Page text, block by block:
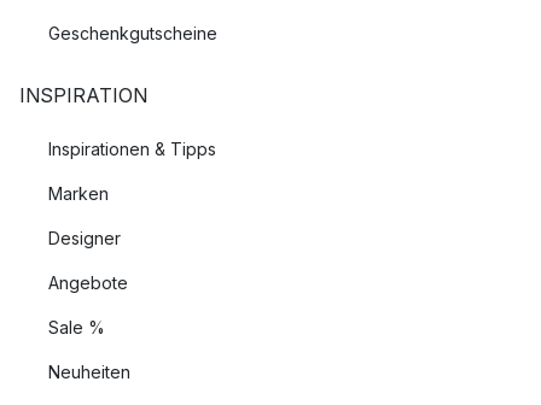
Geschenkgutscheine
INSPIRATION
Inspirationen & Tipps
Marken
Designer
Angebote
Sale %
Neuheiten